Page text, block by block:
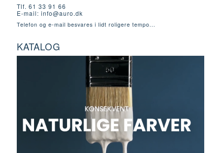
Tlf. 61 33 91 66
E-mail: info@auro.dk
Telefon og e-mail besvares i lidt roligere tempo...
KATALOG